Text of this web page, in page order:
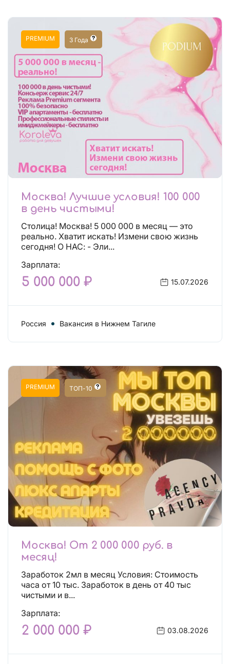
PREMIUM 3 Года
Москва! Лучшие условия! 100 000
в день чистыми!
Столица! Москва! 5 000 000 в месяц — это
реально. Хватит искать! Измени свою жизнь
сегодня! О НАС: - Эли...
Зарплата:
5 000 000 ₽ 15.07.2026
Россия Вакансия в Нижнем Тагиле
PREMIUM ТОП-10
Москва! От 2 000 000 руб. в
месяц!
Заработок 2мл в месяц Условия: Стоимость
часа от 10 тыс. Заработок в день от 40 тыс
чистыми и в...
Зарплата:
2 000 000 ₽ 03.08.2026